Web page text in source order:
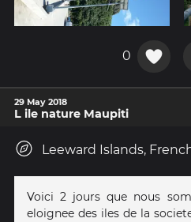
0
29 May 2018
L ile nature Maupiti
Leeward Islands,
Voici 2 jours que nous
eloignee des iles de la